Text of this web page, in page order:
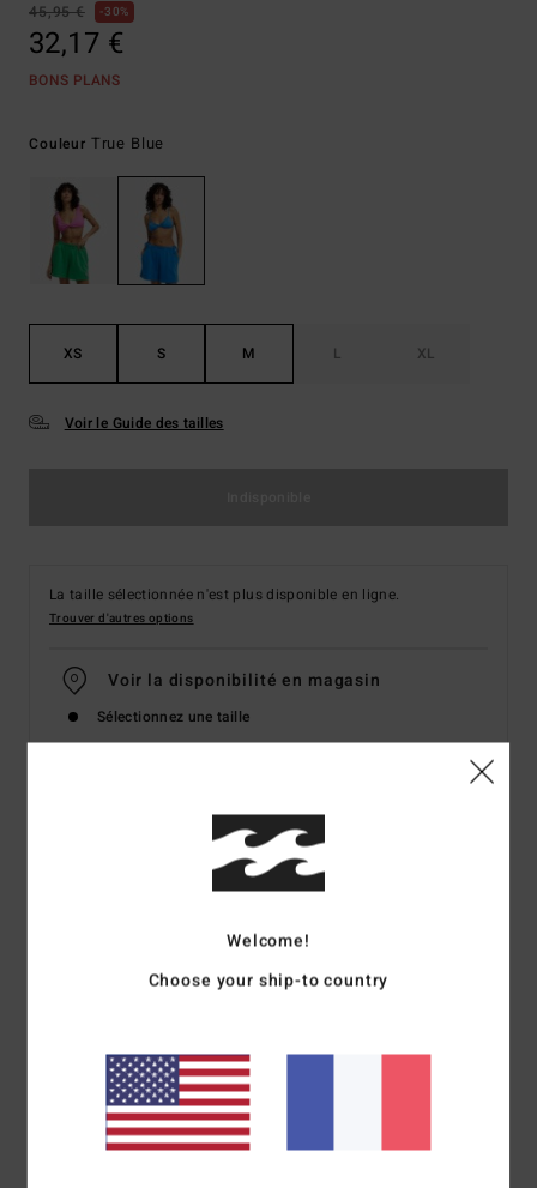
45,95 € 30%
32,17 €
BONS PLANS
Couleur True Blue
XS S M L XL
Voir le Guide des tailles
La taille sélectionnée n'est plus disponible en ligne.
Trouver d'autres options
Voir la disponibilité en magasin
Sélectionnez une taille
Details & caractéristiques
Short taille élastique Bleu Femme
Caractéristiques
Ceinture élastiquée
Poches italiennes latérales
Logo brodé
Welcome!
Choose your ship-to country